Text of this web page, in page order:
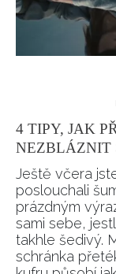
4 TIPY, JAK
NEZBLÁZNIT
Ještě včera
poslouchali
prázdným
sami sebe,
takhle šedivý.
schránka